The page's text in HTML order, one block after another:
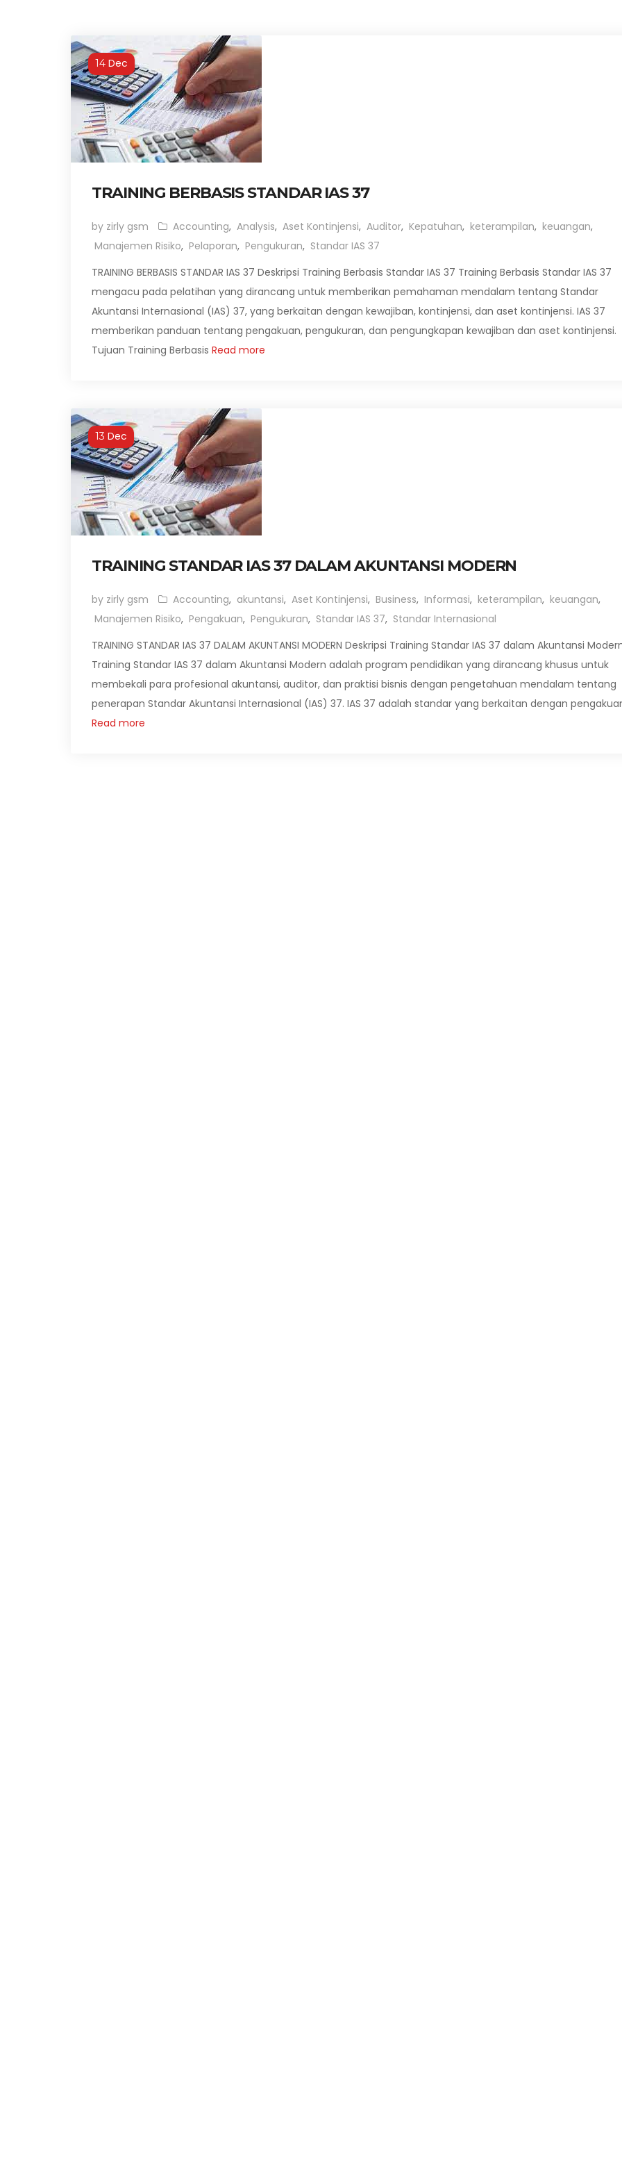
14 Dec
TRAINING BERBASIS STANDAR IAS 37
by zirly gsm Accounting, Analysis, Aset Kontinjensi, Auditor, Kepatuhan, keterampilan, keuangan,
Manajemen Risiko, Pelaporan, Pengukuran, Standar IAS 37
TRAINING BERBASIS STANDAR IAS 37 Deskripsi Training Berbasis Standar IAS 37 Training Berbasis Standar IAS 37
mengacu pada pelatihan yang dirancang untuk memberikan pemahaman mendalam tentang Standar
Akuntansi Internasional (IAS) 37, yang berkaitan dengan kewajiban, kontinjensi, dan aset kontinjensi. IAS 37
memberikan panduan tentang pengakuan, pengukuran, dan pengungkapan kewajiban dan aset kontinjensi.
Tujuan Training Berbasis Read more
13 Dec
TRAINING STANDAR IAS 37 DALAM AKUNTANSI MODERN
by zirly gsm Accounting, akuntansi, Aset Kontinjensi, Business, Informasi, keterampilan, keuangan,
Manajemen Risiko, Pengakuan, Pengukuran, Standar IAS 37, Standar Internasional
TRAINING STANDAR IAS 37 DALAM AKUNTANSI MODERN Deskripsi Training Standar IAS 37 dalam Akuntansi
Training Standar IAS 37 dalam Akuntansi Modern adalah program pendidikan yang dirancang khusus untuk
membekali para profesional akuntansi, auditor, dan praktisi bisnis dengan pengetahuan mendalam tentang
penerapan Standar Akuntansi Internasional (IAS) 37. IAS 37 adalah standar yang berkaitan dengan
Read more